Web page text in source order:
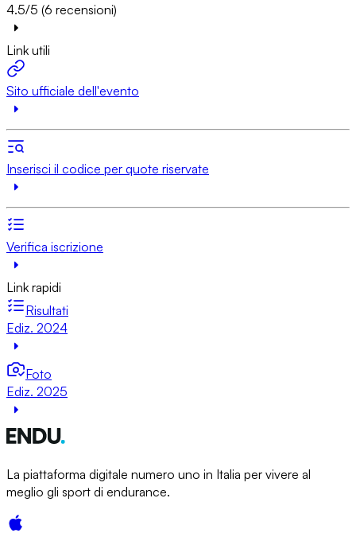
4.5/5 (6 recensioni)
Link utili
Sito ufficiale dell'evento
Inserisci il codice per quote riservate
Verifica iscrizione
Link rapidi
Risultati
Ediz. 2024
Foto
Ediz. 2025
La piattaforma digitale numero uno in Italia per vivere al
meglio gli sport di endurance.